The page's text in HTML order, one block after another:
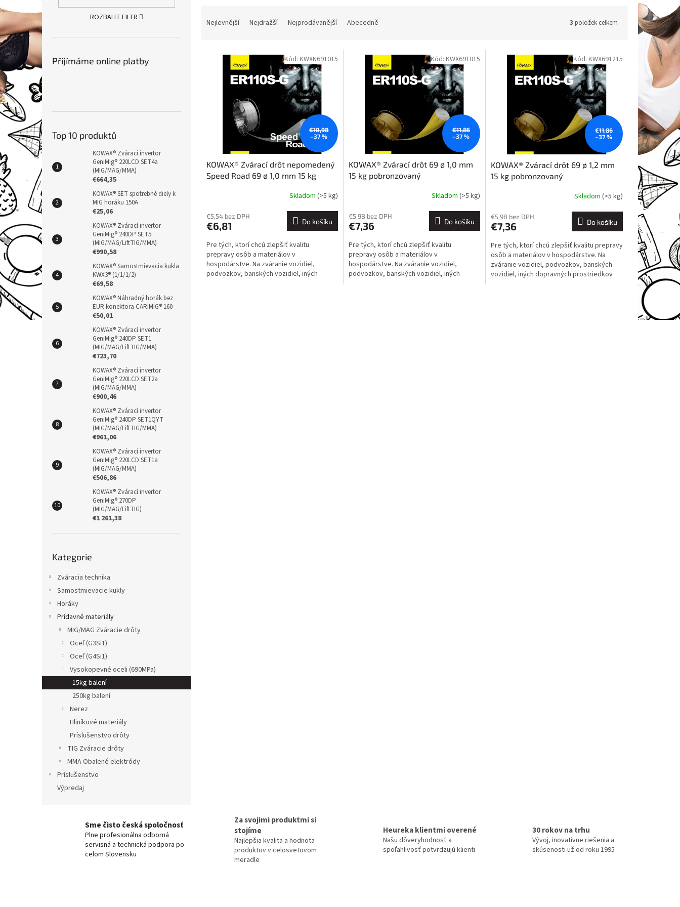
n
e
l
ROZBALIT FILTR
Přijímáme online platby
Top 10 produktů
KOWAX® Zvárací invertor
GeniMig® 220LCD SET4a
(MIG/MAG/MMA)
€664,35
KOWAX® SET spotrebné diely k
MIG horáku 150A
€25,06
KOWAX® Zvárací invertor
GeniMig® 240DP SET5
(MIG/MAG/LiftTIG/MMA)
€990,58
KOWAX® Samostmievacia kukla
KWX3® (1/1/1/2)
€69,58
KOWAX® Náhradný horák bez
EUR konektora CARIMIG® 160
€50,01
KOWAX® Zvárací invertor
GeniMig® 240DP SET1
(MIG/MAG/LiftTIG/MMA)
€723,70
KOWAX® Zvárací invertor
GeniMig® 220LCD SET2a
(MIG/MAG/MMA)
€900,46
KOWAX® Zvárací invertor
GeniMig® 240DP SET1QYT
(MIG/MAG/LiftTIG/MMA)
€961,06
KOWAX® Zvárací invertor
GeniMig® 220LCD SET1a
(MIG/MAG/MMA)
€506,86
KOWAX® Zvárací invertor
GeniMig® 270DP
(MIG/MAG/LiftTIG)
€1 261,38
kategorie
Kategorie
Zváracia technika
Samostmievacie kukly
Horáky
Prídavné materiály
MIG/MAG Zváracie drôty
Oceľ (G3Si1)
Oceľ (G4Si1)
Vysokopevné oceli (690MPa)
15kg balení
250kg balení
Nerez
Hliníkové materiály
Príslušenstvo drôty
TIG Zváracie drôty
MMA Obalené elektródy
Príslušenstvo
Výpredaj
Nejlevnější Nejdražší Nejprodávanější Abecedně 3 položek celkem
€10,98
–37 %
KOWAX® Zvárací drôt nepomedený
Speed Road 69 ø 1,0 mm 15 kg
Skladom (>5 kg)
€5,54 bez DPH
€6,81 Do košíku
Pre tých, ktorí chcú zlepšiť kvalitu
prepravy osôb a materiálov v
hospodárstve. Na zváranie vozidiel,
podvozkov, banských vozidiel, iných
Kód: KWXN691015
€11,86
–37 %
KOWAX® Zvárací drôt 69 ø 1,0 mm
15 kg pobronzovaný
Skladom (>5 kg)
€5,98 bez DPH
€7,36 Do košíku
Pre tých, ktorí chcú zlepšiť kvalitu
prepravy osôb a materiálov v
hospodárstve. Na zváranie vozidiel,
podvozkov, banských vozidiel, iných
Kód: KWX691015
€11,86
–37 %
KOWAX® Zvárací drôt 69 ø 1,2 mm
15 kg pobronzovaný
Skladom (>5 kg)
€5,98 bez DPH
€7,36 Do košíku
Pre tých, ktorí chcú zlepšiť kvalitu prepravy
osôb a materiálov v hospodárstve. Na
zváranie vozidiel, podvozkov, banských
vozidiel, iných dopravných prostriedkov
Kód: KWX691215
Sme čisto česká spoločnosť
Plne profesionálna odborná
servisná a technická podpora po
celom Slovensku
Za svojimi produktmi si
stojíme
Najlepšia kvalita a hodnota
produktov v celosvetovom
meradle
Heureka klientmi overené
Našu dôveryhodnosť a
spoľahlivosť potvrdzujú klienti
30 rokov na trhu
Vývoj, inovatívne riešenia a
skúsenosti už od roku 1995